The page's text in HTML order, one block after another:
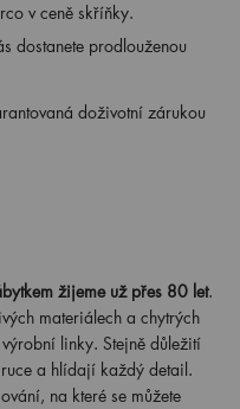
v ceně skříňky.
dostanete prodlouženou
doživotní zárukou
žijeme už přes 80 let.
materiálech a chytrých
linky. Stejně důležití
a hlídají každý detail.
na které se můžete